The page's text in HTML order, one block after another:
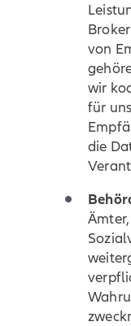
von
wir
für
die